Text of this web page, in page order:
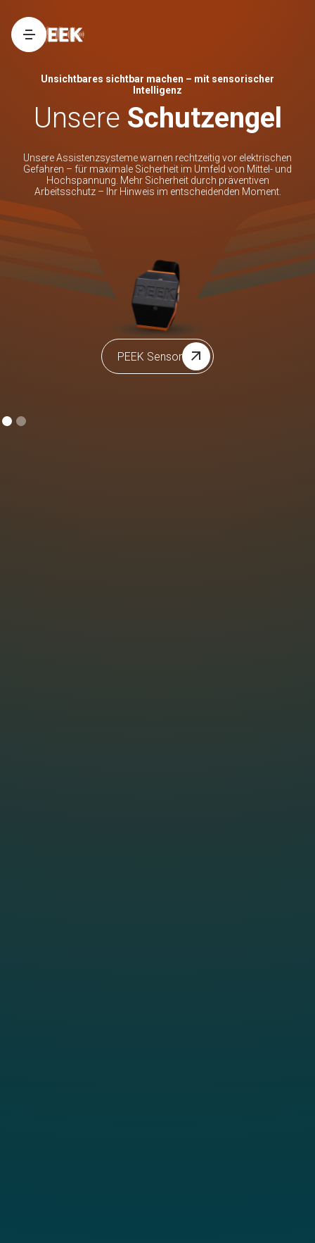
Unsichtbares sichtbar machen – mit sensorischer
Intelligenz
Unsere Schutzengel
Unsere Assistenzsysteme warnen rechtzeitig vor elektrischen
Gefahren – für maximale Sicherheit im Umfeld von Mittel- und
Hochspannung. Mehr Sicherheit durch präventiven
Arbeitsschutz – Ihr Hinweis im entscheidenden Moment.
PEEK Sensor